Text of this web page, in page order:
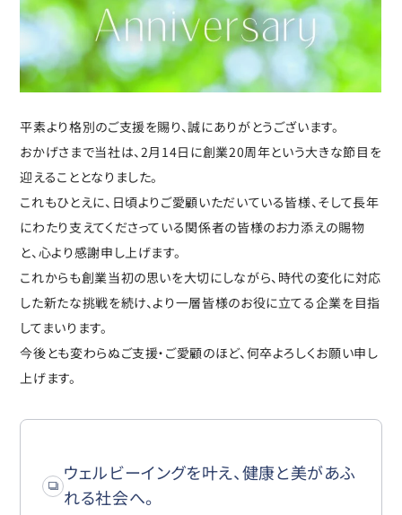
平素より格別のご支援を賜り、誠にありがとうございます。
おかげさまで当社は、2月14日に創業20周年という大きな節目を
迎えることとなりました。
これもひとえに、日頃よりご愛顧いただいている皆様、そして長年
にわたり支えてくださっている関係者の皆様のお力添えの賜物
と、心より感謝申し上げます。
これからも創業当初の思いを大切にしながら、時代の変化に対応
した新たな挑戦を続け、より一層皆様のお役に立てる企業を目指
してまいります。
今後とも変わらぬご支援・ご愛顧のほど、何卒よろしくお願い申し
上げます。
ウェルビーイングを叶え、健康と美があふ
れる社会へ。